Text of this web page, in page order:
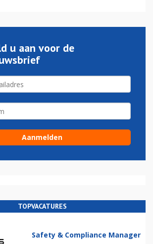
u aan voor de
TOPVACATURES
Safety & Compliance Manager